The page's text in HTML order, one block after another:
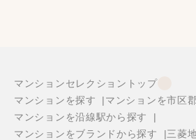
マンションセレクショントップ
マンションを探す
マンションを市区
マンションを沿線駅から探す
マンションをブランドから探す
三菱